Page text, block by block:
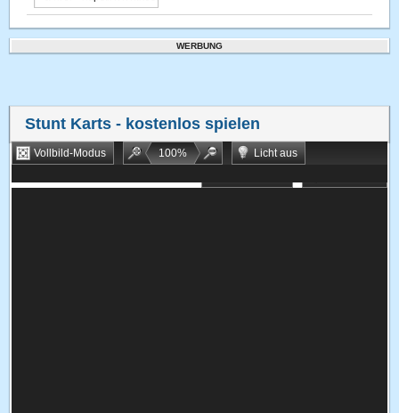
WERBUNG
Stunt Karts - kostenlos spielen
Vollbild-Modus 100%
Licht aus